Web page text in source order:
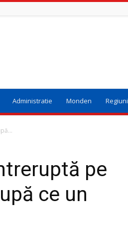
Administratie Monden Regiuni
pe
ce un